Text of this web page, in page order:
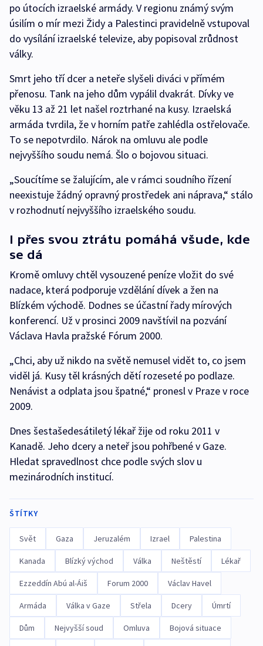
po útocích izraelské armády. V regionu známý svým
úsilím o mír mezi Židy a Palestinci pravidelně vstupoval
do vysílání izraelské televize, aby popisoval zrůdnost
války.
Smrt jeho tří dcer a neteře slyšeli diváci v přímém
přenosu. Tank na jeho dům vypálil dvakrát. Dívky ve
věku 13 až 21 let našel roztrhané na kusy. Izraelská
armáda tvrdila, že v horním patře zahlédla ostřelovače.
To se nepotvrdilo. Nárok na omluvu ale podle
nejvyššího soudu nemá. Šlo o bojovou situaci.
„Soucítíme se žalujícím, ale v rámci soudního řízení
neexistuje žádný opravný prostředek ani náprava,“ stálo
v rozhodnutí nejvyššího izraelského soudu.
I přes svou ztrátu pomáhá všude, kde
se dá
Kromě omluvy chtěl vysouzené peníze vložit do své
nadace, která podporuje vzdělání dívek a žen na
Blízkém východě. Dodnes se účastní řady mírových
konferencí. Už v prosinci 2009 navštívil na pozvání
Václava Havla pražské Fórum 2000.
„Chci, aby už nikdo na světě nemusel vidět to, co jsem
viděl já. Kusy těl krásných dětí rozeseté po podlaze.
Nenávist a odplata jsou špatné,“ pronesl v Praze v roce
2009.
Dnes šestašedesátiletý lékař žije od roku 2011 v
Kanadě. Jeho dcery a neteř jsou pohřbené v Gaze.
Hledat spravedlnost chce podle svých slov u
mezinárodních institucí.
ŠTÍTKY
Svět Gaza Jeruzalém Izrael Palestina
Kanada Blízký východ Válka Neštěstí Lékař
Ezzeddín Abú al-Áiš Forum 2000 Václav Havel
Armáda Válka v Gaze Střela Dcery Úmrtí
Dům Nejvyšší soud Omluva Bojová situace